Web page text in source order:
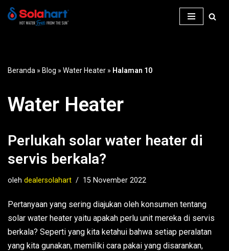
Beranda » Blog » Water Heater » Halaman 10
Water Heater
Perlukah solar water heater di
servis berkala?
oleh dealersolahart 15 November 2022
Pertanyaan yang sering diajukan oleh konsumen tentang
solar water heater yaitu apakah perlu unit mereka di servis
berkala? Seperti yang kita ketahui bahwa setiap peralatan
yang kita gunakan, memiliki cara pakai yang disarankan,